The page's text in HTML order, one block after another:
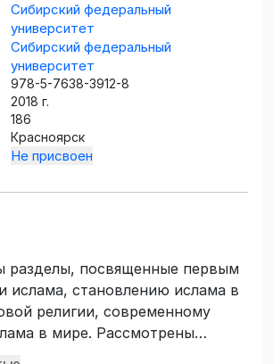
Сибирский федеральный
университет
Сибирский федеральный
университет
978-5-7638-3912-8
2018 г.
186
Красноярск
Не присвоен
разделы, посвященные первым
ислама, становлению ислама в
религии, современному
в мире. Рассмотрены
вероучения ислама.